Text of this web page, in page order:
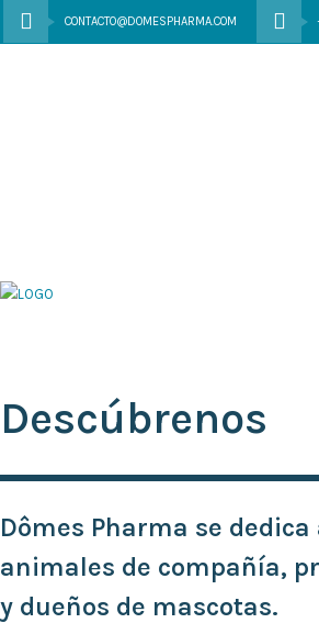
CONTACTO@DOMESPHARMA.COM
Descúbrenos
Dômes Pharma se
animales de compañía,
y dueños de mascotas.